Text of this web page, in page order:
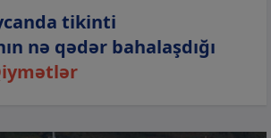
tikinti
nə qədər bahalaşdığı